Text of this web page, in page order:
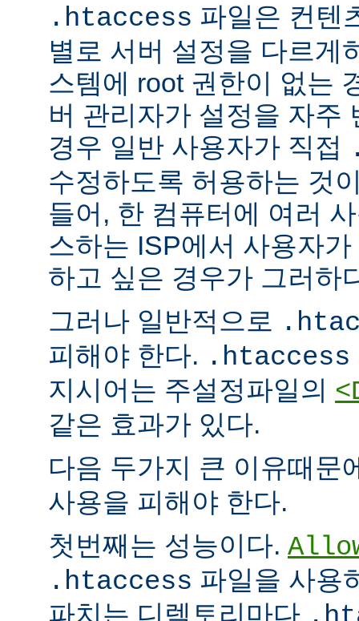
.htaccess 파일은 컨텐
별로 서버 설정을 다르게
스템에 root 권한이 없는
버 관리자가 설정을 자주
경우 일반 사용자가 직접
수정하도록 허용하는 것
들어, 한 컴퓨터에 여러
스하는 ISP에서 사용자
하고 싶은 경우가 그러하
그러나 일반적으로
피해야 한다. .htaccess
지시어는 주설정파일의
같은 효과가 있다.
다음 두가지 큰 이유때문
사용을 피해야 한다.
첫번째는 성능이다.
.htaccess 파일을 사용
파치는 디렉토리마다